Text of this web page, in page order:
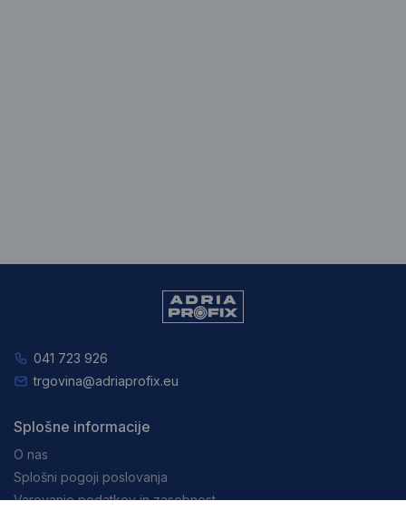
041 723 926
trgovina@adriaprofix.eu
Splošne informacije
O nas
Splošni pogoji poslovanja
Varovanje podatkov in zasebnost